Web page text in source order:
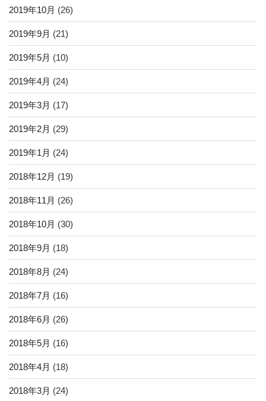
2019年10月 (26)
2019年9月 (21)
2019年5月 (10)
2019年4月 (24)
2019年3月 (17)
2019年2月 (29)
2019年1月 (24)
2018年12月 (19)
2018年11月 (26)
2018年10月 (30)
2018年9月 (18)
2018年8月 (24)
2018年7月 (16)
2018年6月 (26)
2018年5月 (16)
2018年4月 (18)
2018年3月 (24)